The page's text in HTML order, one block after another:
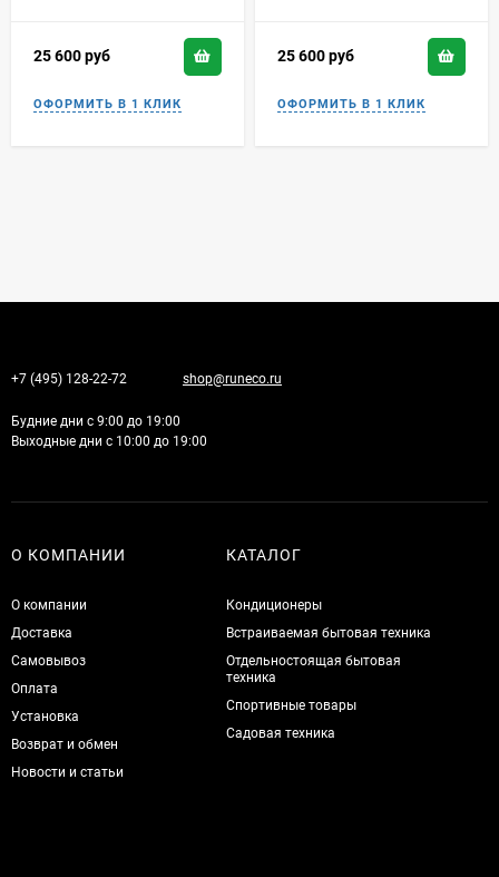
25 600руб 25 600руб
+7 (495) 128-22-72 shop@runeco.ru
Будние дни с 9:00 до 19:00
Выходные дни с 10:00 до 19:00
О КОМПАНИИ
О компании
Доставка
Самовывоз
Оплата
Установка
Возврат и обмен
Новости и статьи
КАТАЛОГ
Кондиционеры
Встраиваемая бытовая техника
Отдельностоящая бытовая
техника
Спортивные товары
Садовая техника